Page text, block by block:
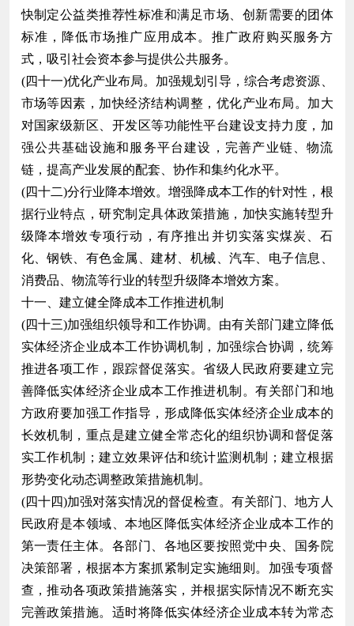
快制定公益类推荐性标准和满足市场、创新需要的团体
标准，降低市场推广应用成本。推广政府购买服务方
式，吸引社会资本参与提供公共服务。
(四十一)优化产业布局。加强规划引导，综合考虑资源、
市场等因素，加快经济结构调整，优化产业布局。加大
对国家级新区、开发区等功能性平台建设支持力度，加
强公共基础设施和服务平台建设，完善产业链、物流
链，提高产业发展的配套、协作和集约化水平。
(四十二)分行业降本增效。增强降成本工作的针对性，根
据行业特点，研究制定具体政策措施，加快实施转型升
级降本增效专项行动，有序推出并切实落实煤炭、石
化、钢铁、有色金属、建材、机械、汽车、电子信息、
消费品、物流等行业的转型升级降本增效方案。
十一、建立健全降成本工作推进机制
(四十三)加强组织领导和工作协调。由有关部门建立降低
实体经济企业成本工作协调机制，加强综合协调，统筹
推进各项工作，跟踪督促落实。省级人民政府要建立完
善降低实体经济企业成本工作推进机制。有关部门和地
方政府要加强工作指导，形成降低实体经济企业成本的
长效机制，重点是建立健全常态化的组织协调和督促落
实工作机制；建立效果评估和统计监测机制；建立根据
形势变化动态调整政策措施机制。
(四十四)加强对落实情况的督促检查。有关部门、地方人
民政府是本领域、本地区降低实体经济企业成本工作的
第一责任主体。各部门、各地区要按照党中央、国务院
决策部署，根据本方案抓紧制定实施细则。加强专项督
查，推动各项政策措施落实，并根据实际情况不断充实
完善政策措施。适时将降低实体经济企业成本转为常态